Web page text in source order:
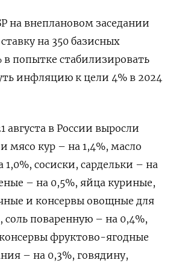
на внеплановом заседании
на 350 базисных
в попытке стабилизировать
инфляцию к цели 4% в 2024
августа в России выросли
мясо кур – на 1,4%, масло
сосиски, сардельки – на
– на 0,5%, яйца куриные,
и консервы овощные для
соль поваренную – на 0,4%,
фруктово-ягодные
– на 0,3%, говядину,